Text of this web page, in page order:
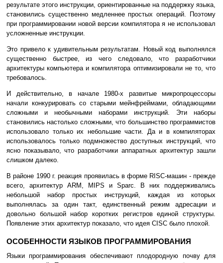
результате этого инструкции, ориентированные на поддержку языка,
становились существенно медленнее простых операций. Поэтому
при программировании новой версии компилятора я не использовал
усложненные инструкции.
Это привело к удивительным результатам. Новый код выполнялся
существенно быстрее, из чего следовало, что разработчики
архитектуры компьютера и компилятора оптимизировали не то, что
требовалось.
И действительно, в начале 1980-х развитые микропроцессоры
начали конкурировать со старыми мейнфреймами, обладающими
сложными и необычными наборами инструкций. Эти наборы
становились настолько сложными, что большинство программистов
использовало только их небольшие части. Да и в компиляторах
использовалось только подмножество доступных инструкций, что
ясно показывало, что разработчики аппаратных архитектур зашли
слишком далеко.
В районе 1990 г. реакция проявилась в форме RISC-машин - прежде
всего, архитектур ARM, MIPS и Sparc. В них поддерживались
небольшой набор простых инструкций, каждая из которых
выполнялась за один такт, единственный режим адресации и
довольно большой набор коротких регистров единой структуры.
Появление этих архитектур показало, что идея CISC было плохой.
ОСОБЕННОСТИ ЯЗЫКОВ ПРОГРАММИРОВАНИЯ
Языки программирования обеспечивают плодородную почву для